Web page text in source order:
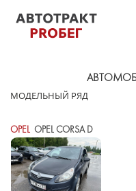
МОДЕЛЬНЫЙ РЯД
OPEL OPEL CORSA D